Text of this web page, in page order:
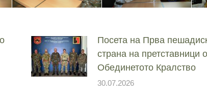
Посета на Прва
страна на претставници
Обединетото Кралство
30.07.2026